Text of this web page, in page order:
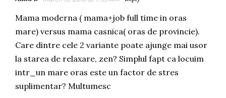
Mama moderna ( mama+job full time in oras
mare) versus mama casnica( oras de provincie).
Care dintre cele 2 variante poate ajunge mai usor
la starea de relaxare, zen? Simplul fapt ca locuim
intr_un mare oras este un factor de stres
suplimentar? Multumesc